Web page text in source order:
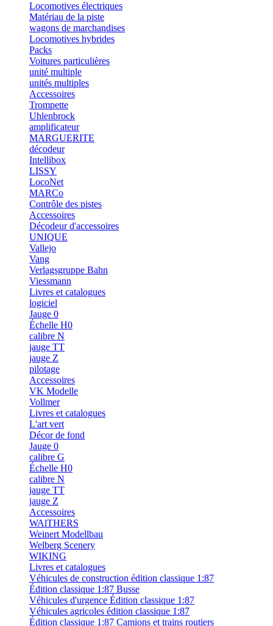
Locomotives électriques
Matériau de la piste
wagons de marchandises
Locomotives hybrides
Packs
Voitures particulières
unité multiple
unités multiples
Accessoires
Trompette
Uhlenbrock
amplificateur
MARGUERITE
décodeur
Intellibox
LISSY
LocoNet
MARCo
Contrôle des pistes
Accessoires
Décodeur d'accessoires
UNIQUE
Vallejo
Vang
Verlagsgruppe Bahn
Viessmann
Livres et catalogues
logiciel
Jauge 0
Échelle H0
calibre N
jauge TT
jauge Z
pilotage
Accessoires
VK Modelle
Vollmer
Livres et catalogues
L'art vert
Décor de fond
Jauge 0
calibre G
Échelle H0
calibre N
jauge TT
jauge Z
Accessoires
WAlTHERS
Weinert Modellbau
Welberg Scenery
WIKING
Livres et catalogues
Véhicules de construction édition classique 1:87
Édition classique 1:87 Busse
Véhicules d'urgence Édition classique 1:87
Véhicules agricoles édition classique 1:87
Édition classique 1:87 Camions et trains routiers